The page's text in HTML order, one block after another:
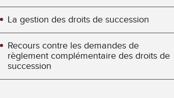
La gestion des droits de succession
Recours contre les demandes de
règlement complémentaire des droits de
succession